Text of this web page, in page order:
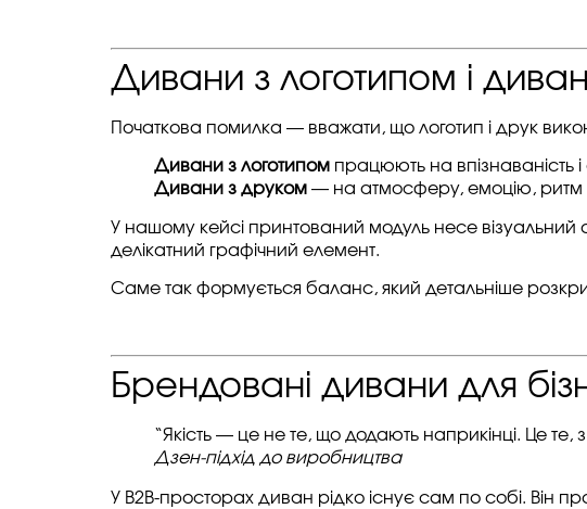
Дивани з логотипом і
Початкова помилка — вважати, що логотип і друк
Дивани з логотипом працюють на впізнаваність і
Дивани з друком — на атмосферу, емоцію, ритм
У нашому кейсі принтований модуль несе візуальний
делікатний графічний елемент.
Саме так формується баланс, який детальніше
Брендовані дивани для
“Якість — це не те, що додають наприкінці. Це те,
Дзен-підхід до виробництва
У B2B-просторах диван рідко існує сам по собі. Він